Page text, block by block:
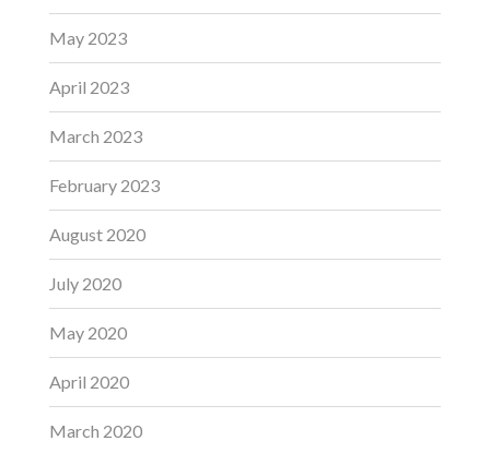
May 2023
April 2023
March 2023
February 2023
August 2020
July 2020
May 2020
April 2020
March 2020